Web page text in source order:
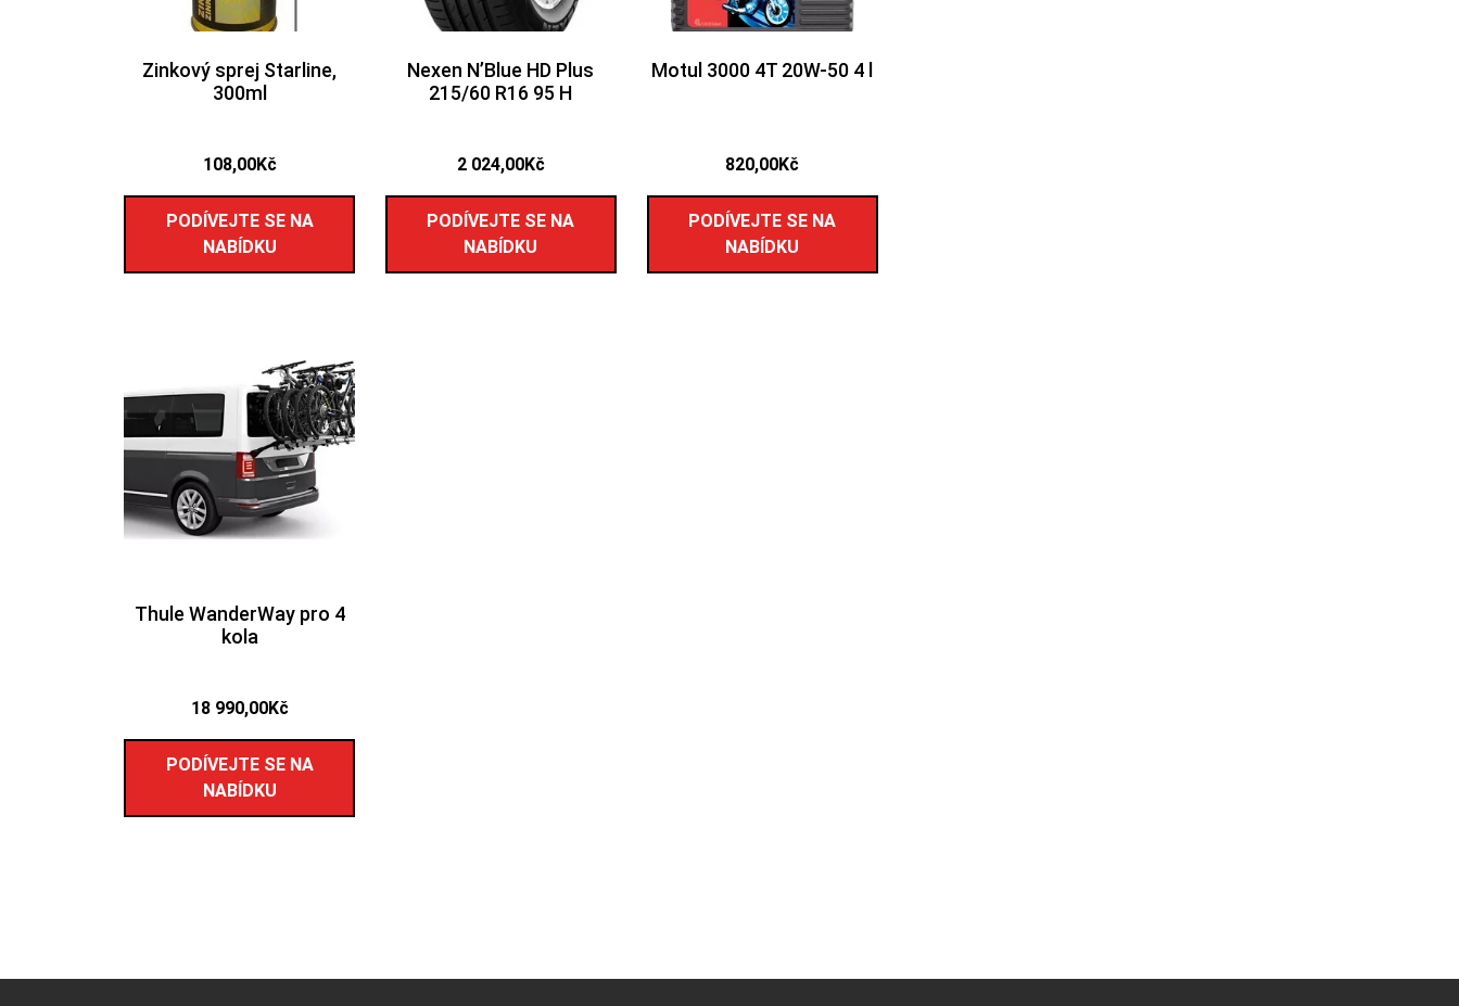
Zinkový sprej Starline,
300ml
108,00Kč
PODÍVEJTE SE NA
NABÍDKU
Nexen N’Blue HD Plus
215/60 R16 95 H
2 024,00Kč
PODÍVEJTE SE NA
NABÍDKU
Motul 3000 4T 20W-50 4 l
820,00Kč
PODÍVEJTE SE NA
NABÍDKU
Thule WanderWay pro 4
kola
18 990,00Kč
PODÍVEJTE SE NA
NABÍDKU